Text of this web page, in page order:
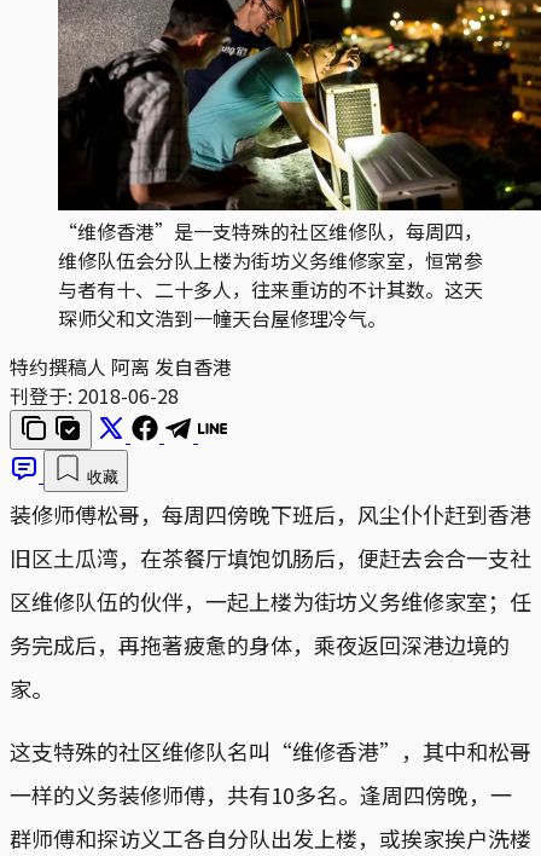
“维修香港”是一支特殊的社区维修队，每周四，
维修队伍会分队上楼为街坊义务维修家室，恒常参
与者有十、二十多人，往来重访的不计其数。这天
琛师父和文浩到一幢天台屋修理冷气。
特约撰稿人 阿离 发自香港
刊登于: 2018-06-28
收藏
装修师傅松哥，每周四傍晚下班后，风尘仆仆赶到香港
旧区土瓜湾，在茶餐厅填饱饥肠后，便赶去会合一支社
区维修队伍的伙伴，一起上楼为街坊义务维修家室；任
务完成后，再拖著疲惫的身体，乘夜返回深港边境的
家。
这支特殊的社区维修队名叫“维修香港”，其中和松哥
一样的义务装修师傅，共有10多名。逢周四傍晚，一
群师傅和探访义工各自分队出发上楼，或挨家挨户洗楼